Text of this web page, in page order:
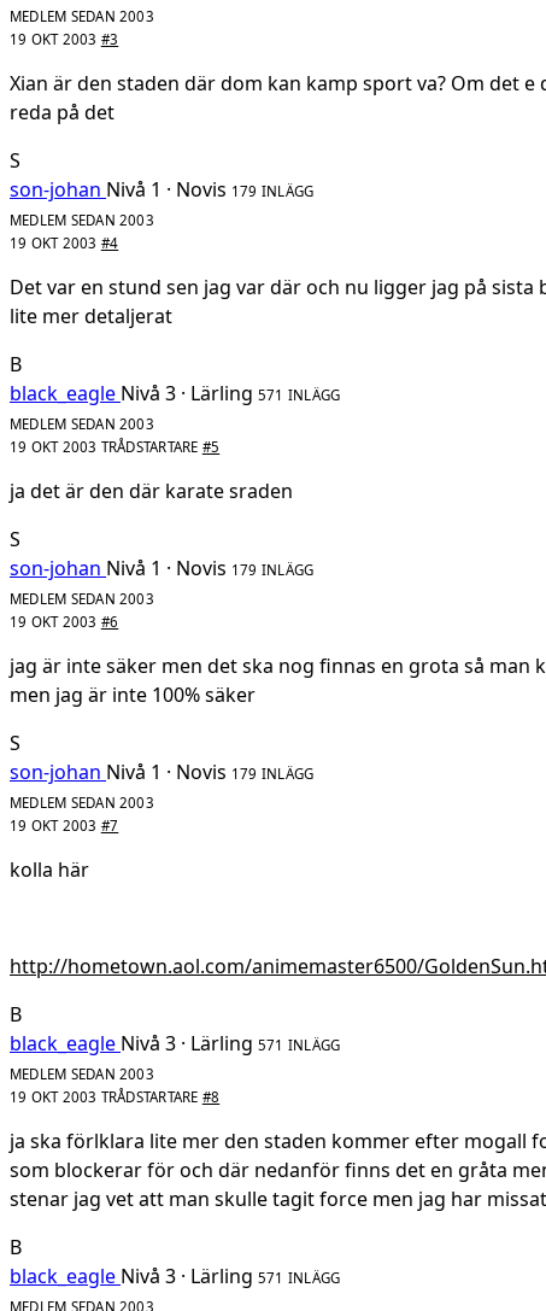
MEDLEM SEDAN 2003
19 OKT 2003 #3
Xian är den staden där dom kan kamp sport va? Om det e
reda på det
S
son-johan Nivå 1 · Novis 179 INLÄGG
MEDLEM SEDAN 2003
19 OKT 2003 #4
Det var en stund sen jag var där och nu ligger jag på sista
lite mer detaljerat
B
black_eagle Nivå 3 · Lärling 571 INLÄGG
MEDLEM SEDAN 2003
19 OKT 2003 TRÅDSTARTARE #5
ja det är den där karate sraden
S
son-johan Nivå 1 · Novis 179 INLÄGG
MEDLEM SEDAN 2003
19 OKT 2003 #6
jag är inte säker men det ska nog finnas en grota så man
men jag är inte 100% säker
S
son-johan Nivå 1 · Novis 179 INLÄGG
MEDLEM SEDAN 2003
19 OKT 2003 #7
kolla här
http://hometown.aol.com/animemaster6500/
B
black_eagle Nivå 3 · Lärling 571 INLÄGG
MEDLEM SEDAN 2003
19 OKT 2003 TRÅDSTARTARE #8
ja ska förlklara lite mer den staden kommer efter mogall
som blockerar för och där nedanför finns det en gråta
stenar jag vet att man skulle tagit force men jag har
B
black_eagle Nivå 3 · Lärling 571 INLÄGG
MEDLEM SEDAN 2003